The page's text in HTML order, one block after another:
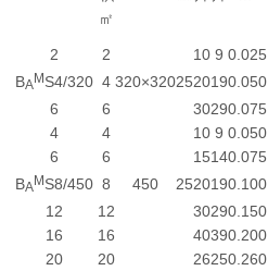
㎡
2 2 10 9 0.025
BAMS4/320 4 320×3202520190.050
6
6 30290.075
4
4 10 9 0.050
6
6 15140.075
BAMS8/450 8 450 2520190.100
12
12 30290.150
16
16 40390.200
20
20 26250.260